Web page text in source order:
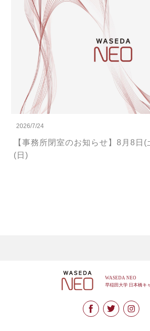
2026/7/24
【事務所閉室のお知らせ】8月8日(
(日)